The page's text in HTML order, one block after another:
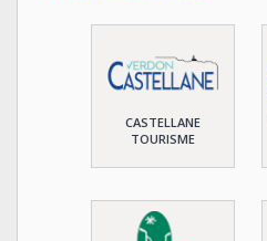
CASTELLANE
TOURISME